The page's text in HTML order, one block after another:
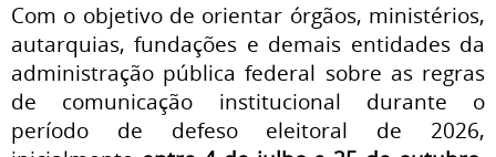
Com o objetivo de orientar órgãos, ministérios,
autarquias, fundações e demais entidades da
administração pública federal sobre as regras
de comunicação institucional durante o
período de defeso eleitoral de 2026,